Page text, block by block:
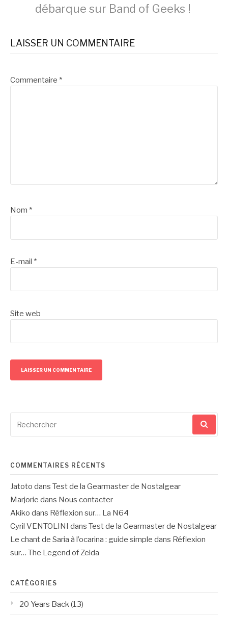
la
suite
débarque sur Band of Geeks !
LAISSER UN COMMENTAIRE
Commentaire *
Nom *
E-mail *
Site web
pour
COMMENTAIRES RÉCENTS
Jatoto dans Test de la Gearmaster de Nostalgear
Marjorie dans Nous contacter
Akiko dans Réflexion sur… La N64
Cyril VENTOLINI dans Test de la Gearmaster de Nostalgear
Le chant de Saria à l’ocarina : guide simple dans Réflexion
sur… The Legend of Zelda
CATÉGORIES
20 Years Back(13)